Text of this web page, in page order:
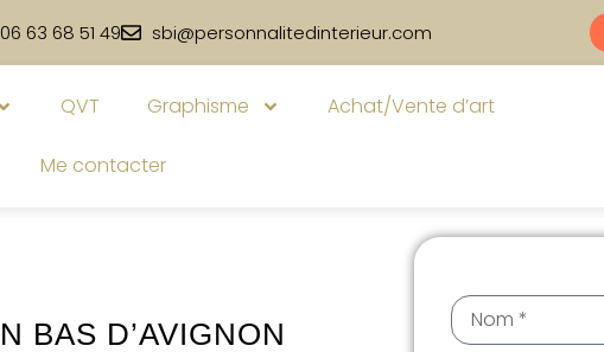
06 63 68 51 49 sbi@personnalitedinterieur.com
QVT Graphisme Achat/Vente d’art
Me contacter
BAS D’AVIGNON